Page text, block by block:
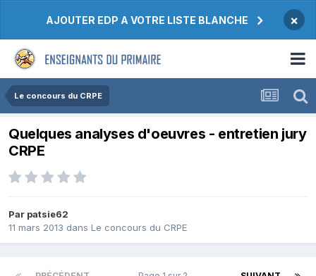
AJOUTER EDP A VOTRE LISTE BLANCHE ×
Le concours du CRPE
Quelques analyses d'oeuvres - entretien jury
CRPE
Par patsie62
11 mars 2013 dans Le concours du CRPE